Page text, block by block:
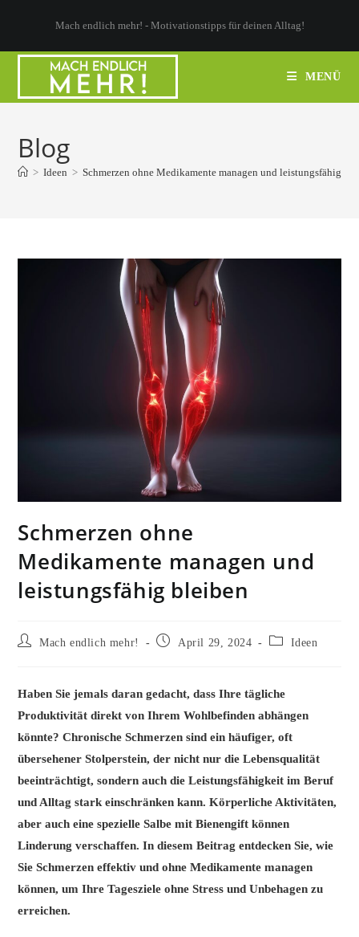
springen
Mach endlich mehr! - Motivationstipps für deinen Alltag!
MENÜ
Blog
> Ideen > Schmerzen ohne Medikamente managen und leistungsfähig
Schmerzen ohne
Medikamente managen und
leistungsfähig bleiben
Beitrags-Mach endlich mehr!
BeitragApril 29, 2024
Beitrags-
Ideen
Haben Sie jemals daran gedacht, dass Ihre tägliche
Produktivität direkt von Ihrem Wohlbefinden abhängen
könnte? Chronische Schmerzen sind ein häufiger, oft
übersehener Stolperstein, der nicht nur die Lebensqualität
beeinträchtigt, sondern auch die Leistungsfähigkeit im Beruf
und Alltag stark einschränken kann. Körperliche Aktivitäten,
aber auch eine spezielle Salbe mit Bienengift können
Linderung verschaffen. In diesem Beitrag entdecken Sie, wie
Sie Schmerzen effektiv und ohne Medikamente managen
können, um Ihre Tagesziele ohne Stress und Unbehagen zu
erreichen.